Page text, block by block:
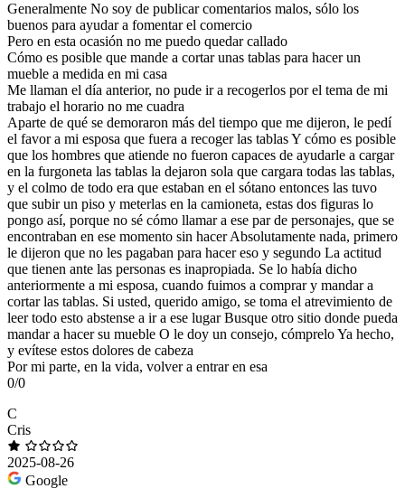
Generalmente No soy de publicar comentarios malos, sólo los
buenos para ayudar a fomentar el comercio
Pero en esta ocasión no me puedo quedar callado
Cómo es posible que mande a cortar unas tablas para hacer un
mueble a medida en mi casa
Me llaman el día anterior, no pude ir a recogerlos por el tema de mi
trabajo el horario no me cuadra
Aparte de qué se demoraron más del tiempo que me dijeron, le pedí
el favor a mi esposa que fuera a recoger las tablas Y cómo es posible
que los hombres que atiende no fueron capaces de ayudarle a cargar
en la furgoneta las tablas la dejaron sola que cargara todas las tablas,
y el colmo de todo era que estaban en el sótano entonces las tuvo
que subir un piso y meterlas en la camioneta, estas dos figuras lo
pongo así, porque no sé cómo llamar a ese par de personajes, que se
encontraban en ese momento sin hacer Absolutamente nada, primero
le dijeron que no les pagaban para hacer eso y segundo La actitud
que tienen ante las personas es inapropiada. Se lo había dicho
anteriormente a mi esposa, cuando fuimos a comprar y mandar a
cortar las tablas. Si usted, querido amigo, se toma el atrevimiento de
leer todo esto abstense a ir a ese lugar Busque otro sitio donde pueda
mandar a hacer su mueble O le doy un consejo, cómprelo Ya hecho,
y evítese estos dolores de cabeza
Por mi parte, en la vida, volver a entrar en esa
0/0
C
Cris
2025-08-26
Google